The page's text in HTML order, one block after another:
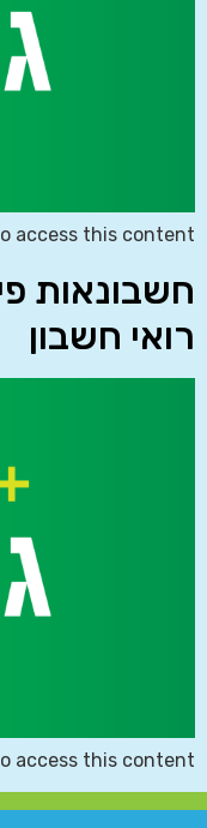
access this content
חשבונאות
רואי חשבון
access this content